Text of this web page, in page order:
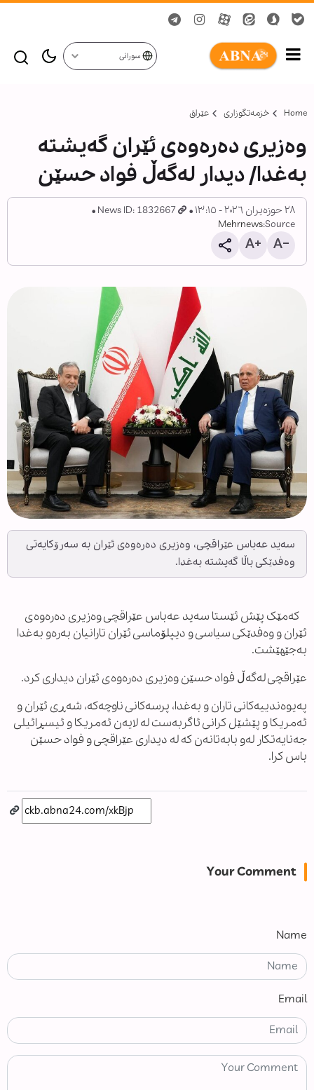
سورانی
Home خزمەتگوزاری عێراق
وەزیری دەرەوەی ئێران گەیشتە
بەغدا/ دیدار لەگەڵ فواد حسێن
٢٨ حوزەیران ٢٠٢٦ - ١٣:١٥
News ID: 1832667
Source:
Mehrnews
سەید عەباس عێراقچی، وەزیری دەرەوەی ئێران بە سەرۆکایەتی
وەفدێکی باڵا گەیشتە بەغدا.
کەمێک پێش ئێستا سەید عەباس عێراقچی وەزیری دەرەوەی
ئێران و وەفدێکی سیاسی و دیپلۆماسی ئێران تارانیان بەرەو بەغدا
بەجێهێشت.
عێراقچی لەگەڵ فواد حسێن وەزیری دەرەوەی ئێران دیداری کرد.
پەیوەندییەکانی تاران و بەغدا، پرسەکانی ناوچەکە، شەڕی ئێران و
ئەمریکا و پێشێل کرانی ئاگربەست لە لایەن ئەمریکا و ئیسڕائیلی
جەنایەتکار لەو بابەتانەن کە لە دیداری عێراقچی و فواد حسێن
باس کرا.
Your Comment
Name
Email